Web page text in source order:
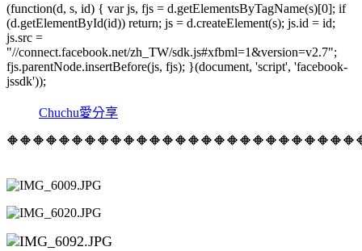
(function(d, s, id) { var js, fjs = d.getElementsByTagName(s)[0]; if
(d.getElementById(id)) return; js = d.createElement(s); js.id = id;
js.src =
"//connect.facebook.net/zh_TW/sdk.js#xfbml=1&version=v2.7";
fjs.parentNode.insertBefore(js, fjs); }(document, 'script', 'facebook-
jssdk'));
Chuchu愛分享